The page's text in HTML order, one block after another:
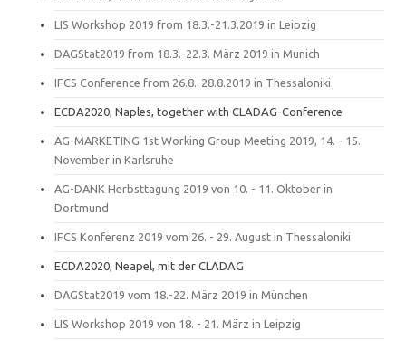
LIS Workshop 2019 from 18.3.-21.3.2019 in Leipzig
DAGStat2019 from 18.3.-22.3. März 2019 in Munich
IFCS Conference from 26.8.-28.8.2019 in Thessaloniki
ECDA2020, Naples, together with CLADAG-Conference
AG-MARKETING 1st Working Group Meeting 2019, 14. - 15.
November in Karlsruhe
AG-DANK Herbsttagung 2019 von 10. - 11. Oktober in
Dortmund
IFCS Konferenz 2019 vom 26. - 29. August in Thessaloniki
ECDA2020, Neapel, mit der CLADAG
DAGStat2019 vom 18.-22. März 2019 in München
LIS Workshop 2019 von 18. - 21. März in Leipzig